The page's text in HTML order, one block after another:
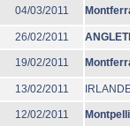
04/03/2011
26/02/2011
19/02/2011
13/02/2011
12/02/2011